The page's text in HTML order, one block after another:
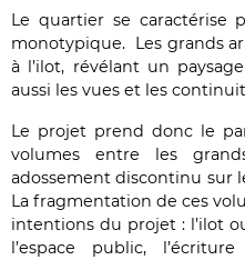
Le quartier se caractérise
monotypique. Les grands
à l’ilot, révélant un
aussi les vues et les
Le projet prend donc le
volumes entre les
adossement discontinu sur
La fragmentation de ces
intentions du projet : l’ilot
l’espace public,